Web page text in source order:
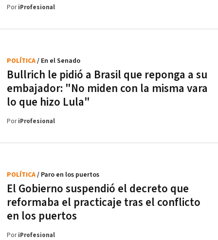
PoriProfesional
Bullrich le pidió a Brasil que reponga a su
embajador: "No miden con la misma vara
lo que hizo Lula"
POLÍTICA/ En el Senado
PoriProfesional
El Gobierno suspendió el decreto que
reformaba el practicaje tras el conflicto
en los puertos
POLÍTICA/ Paro en los puertos
PoriProfesional